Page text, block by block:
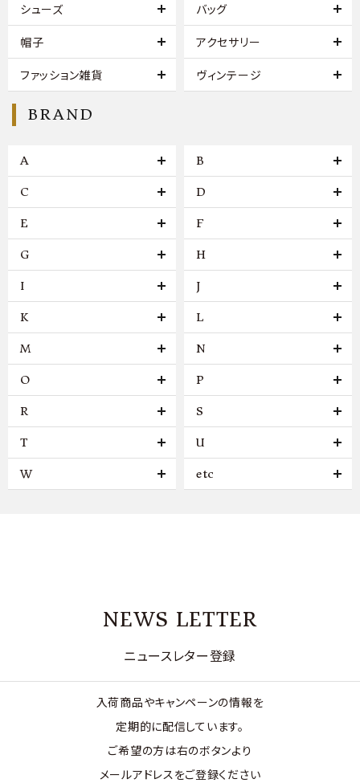
シューズ バッグ
帽子 アクセサリー
ファッション雑貨 ヴィンテージ
BRAND
A B
C D
E F
G H
I J
K L
M N
O P
R S
T U
W etc
NEWS LETTER
ニュースレター登録
入荷商品やキャンペーンの情報を
定期的に配信しています。
ご希望の方は右のボタンより
メールアドレスをご登録ください